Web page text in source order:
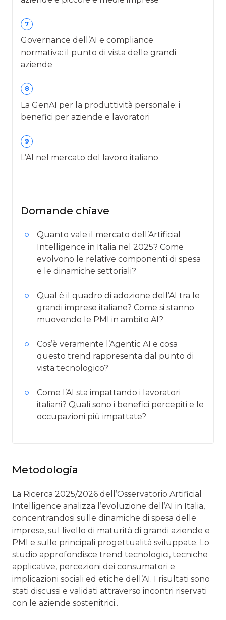
7
Governance dell’AI e compliance
normativa: il punto di vista delle grandi
aziende
8
La GenAI per la produttività personale: i
benefici per aziende e lavoratori
9
L’AI nel mercato del lavoro italiano
Domande chiave
Quanto vale il mercato dell’Artificial
Intelligence in Italia nel 2025? Come
evolvono le relative componenti di spesa
e le dinamiche settoriali?
Qual è il quadro di adozione dell’AI tra le
grandi imprese italiane? Come si stanno
muovendo le PMI in ambito AI?
Cos’è veramente l’Agentic AI e cosa
questo trend rappresenta dal punto di
vista tecnologico?
Come l’AI sta impattando i lavoratori
italiani? Quali sono i benefici percepiti e le
occupazioni più impattate?
Metodologia
La Ricerca 2025/2026 dell’Osservatorio Artificial
Intelligence analizza l’evoluzione dell’AI in Italia,
concentrandosi sulle dinamiche di spesa delle
imprese, sul livello di maturità di grandi aziende e
PMI e sulle principali progettualità sviluppate. Lo
studio approfondisce trend tecnologici, tecniche
applicative, percezioni dei consumatori e
implicazioni sociali ed etiche dell’AI. I risultati sono
stati discussi e validati attraverso incontri riservati
con le aziende sostenitrici..